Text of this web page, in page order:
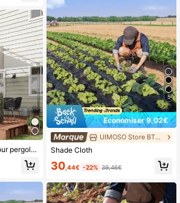
Outsunny Toile de toit pour pergola tonnelle rétractable de 4 x 3 m - crème
5
Économiser 9,02€
UIMOSO Store BTG EU
Shade Cloth
30 ,44€ -22% 39,46€